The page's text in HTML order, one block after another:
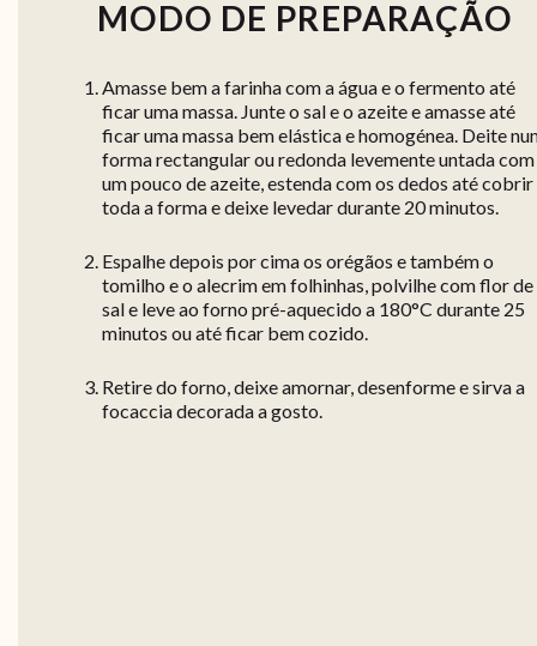
MODO DE PREPARAÇÃO
Amasse bem a farinha com a água e o fermento até
ficar uma massa. Junte o sal e o azeite e amasse até
ficar uma massa bem elástica e homogénea. Deite
forma rectangular ou redonda levemente untada com
um pouco de azeite, estenda com os dedos até cobrir
toda a forma e deixe levedar durante 20 minutos.
Espalhe depois por cima os orégãos e também o
tomilho e o alecrim em folhinhas, polvilhe com flor de
sal e leve ao forno pré-aquecido a 180°C durante 25
minutos ou até ficar bem cozido.
Retire do forno, deixe amornar, desenforme e sirva a
focaccia decorada a gosto.